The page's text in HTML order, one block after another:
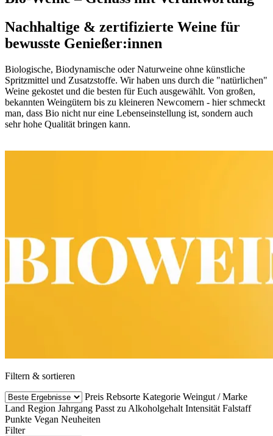
Nachhaltige & zertifizierte Weine für
bewusste Genießer:innen
Biologische, Biodynamische oder Naturweine ohne künstliche
Spritzmittel und Zusatzstoffe. Wir haben uns durch die "natürlichen"
Weine gekostet und die besten für Euch ausgewählt. Von großen,
bekannten Weingütern bis zu kleineren Newcomern - hier schmeckt
man, dass Bio nicht nur eine Lebenseinstellung ist, sondern auch
sehr hohe Qualität bringen kann.
Filtern & sortieren
Preis Rebsorte Kategorie Weingut / Marke
Land Region Jahrgang Passt zu Alkoholgehalt Intensität Falstaff
Punkte Vegan Neuheiten
Filter